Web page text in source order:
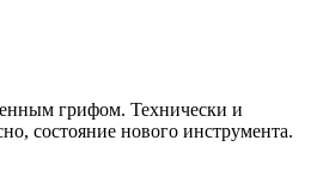
грифом. Технически и
состояние нового инструмента.